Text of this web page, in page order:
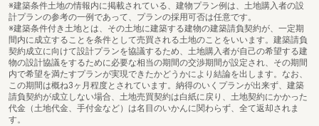
※建築条件土地の情報内に掲載されている、建物プラン例は、土地購入者の設
計プランの参考の一例であって、プランの採用可否は任意です。
※建築条件付き土地とは、その土地に建築する建物の建築請負契約が、一定期
間内に成立することを条件として売買される土地のことをいいます。建築請負
契約成立に向けて設計プランを協議するため、土地購入者が自己の希望する建
物の設計協議をするために必要な相当の期間の交渉期間が設定され、その期間
内で希望を満たすプランが実現できたかどうかにより結論を出します。なお、
この期間は概ね3ヶ月程度とされています。納得のいくプランが出来ず、建築
請負契約が成立しない場合、土地売買契約は白紙に戻り、土地契約にかかった
代金（土地代金、手付金など）は名目のいかんに関わらず、全て返却されま
す。